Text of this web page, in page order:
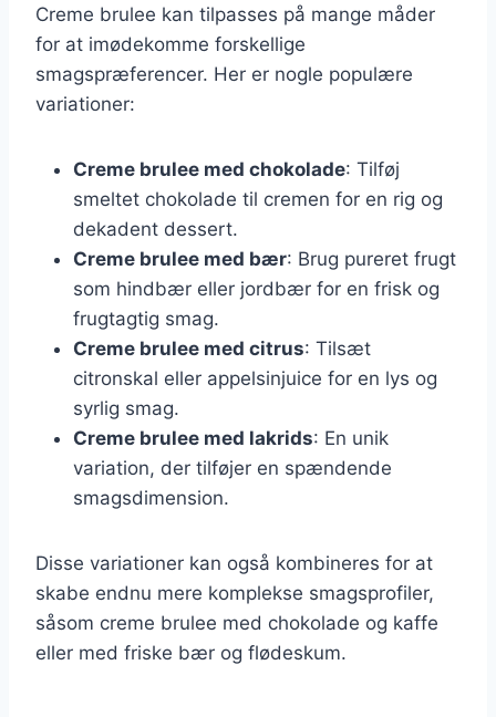
Creme brulee kan tilpasses på mange måder
for at imødekomme forskellige
smagspræferencer. Her er nogle populære
variationer:
Creme brulee med chokolade: Tilføj
smeltet chokolade til cremen for en rig og
dekadent dessert.
Creme brulee med bær: Brug pureret frugt
som hindbær eller jordbær for en frisk og
frugtagtig smag.
Creme brulee med citrus: Tilsæt
citronskal eller appelsinjuice for en lys og
syrlig smag.
Creme brulee med lakrids: En unik
variation, der tilføjer en spændende
smagsdimension.
Disse variationer kan også kombineres for at
skabe endnu mere komplekse smagsprofiler,
såsom creme brulee med chokolade og kaffe
eller med friske bær og flødeskum.